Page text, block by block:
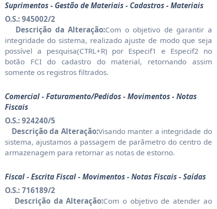
Suprimentos - Gestão de Materiais - Cadastros - Materiais
O.S.: 945002/2
Descrição da Alteração:Com o objetivo de garantir a
integridade do sistema, realizado ajuste de modo que seja
possível a pesquisa(CTRL+R) por Especif1 e Especif2 no
botão FCI do cadastro do material, retornando assim
somente os registros filtrados.
Comercial - Faturamento/Pedidos - Movimentos - Notas
Fiscais
O.S.: 924240/5
Descrição da Alteração:Visando manter a integridade do
sistema, ajustamos a passagem de parâmetro do centro de
armazenagem para retornar as notas de estorno.
Fiscal - Escrita Fiscal - Movimentos - Notas Fiscais - Saídas
O.S.: 716189/2
Descrição da Alteração:Com o objetivo de atender ao